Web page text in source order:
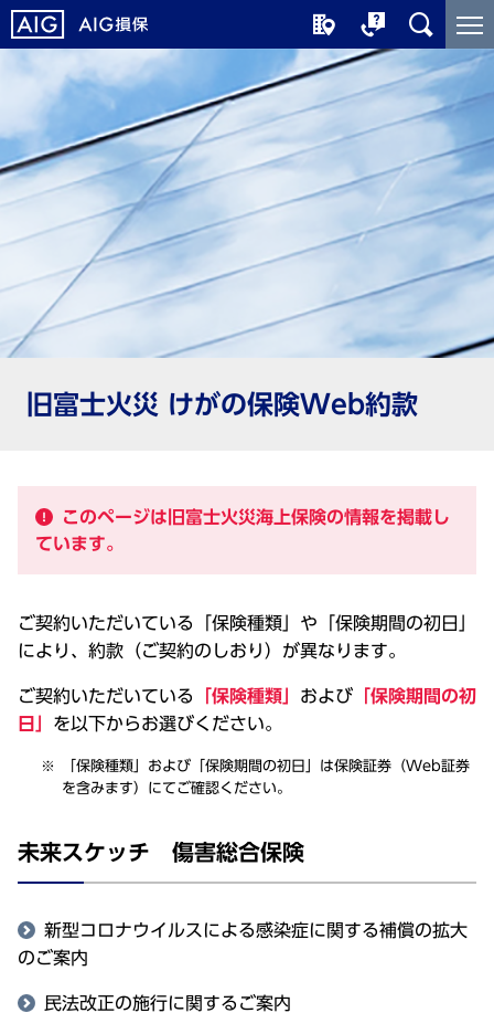
メ
イ
ン
ツ
ャ
プ
こ
こ
ン
コ
ン
で
旧富士火災 けがの保険Web約款
このページは旧富士火災海上保険の情報を掲載し
ています。
ご契約いただいている「保険種類」や「保険期間の初日」
により、約款（ご契約のしおり）が異なります。
ご契約いただいている 「保険種類」 および 「保険期間の初
日」 を以下からお選びください。
「保険種類」および「保険期間の初日」は保険証券（Web証券
を含みます）にてご確認ください。
未来スケッチ 傷害総合保険
新型コロナウイルスによる感染症に関する補償の拡大
のご案内
民法改正の施行に関するご案内